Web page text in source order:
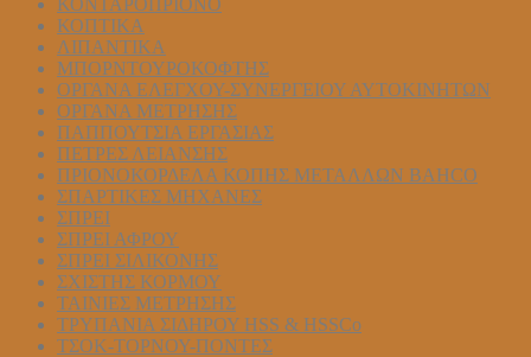
ΚΟΝΤΑΡΟΠΡΙΟΝΟ
ΚΟΠΤΙΚΑ
ΛΙΠΑΝΤΙΚΑ
ΜΠΟΡΝΤΟΥΡΟΚΟΦΤΗΣ
ΟΡΓΑΝΑ ΕΛΕΓΧΟΥ-ΣYΝΕΡΓΕΙΟΥ ΑΥΤΟΚΙΝΗΤΩΝ
ΟΡΓΑΝΑ ΜΕΤΡΗΣΗΣ
ΠΑΠΠΟΥΤΣΙΑ ΕΡΓΑΣΙΑΣ
ΠΕΤΡΕΣ ΛΕΙΑΝΣΗΣ
ΠΡΙΟΝΟΚΟΡΔΕΛΑ ΚΟΠΗΣ ΜΕΤΑΛΛΩΝ BAHCO
ΣΠΑΡΤΙΚΕΣ ΜΗΧΑΝΕΣ
ΣΠΡΕΙ
ΣΠΡΕΙ ΑΦΡΟΥ
ΣΠΡΕΙ ΣΙΛΙΚΟΝΗΣ
ΣΧΙΣΤΗΣ ΚΟΡΜΟΥ
ΤΑΙΝΙΕΣ ΜΕΤΡΗΣΗΣ
ΤΡΥΠΑΝΙΑ ΣΙΔΗΡΟΥ HSS & HSSCo
ΤΣΟΚ-ΤΟΡΝΟΥ-ΠΟΝΤΕΣ